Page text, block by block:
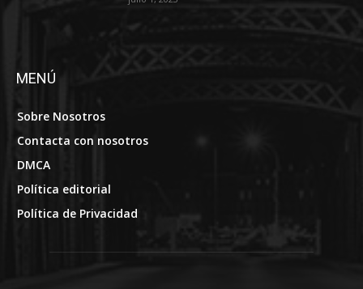
MENÚ
Sobre Nosotros
Contacta con nosotros
DMCA
Política editorial
Política de Privacidad